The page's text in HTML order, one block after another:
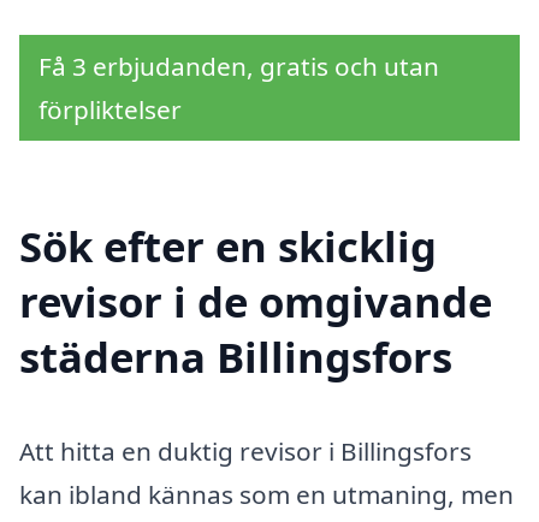
Få 3 erbjudanden, gratis och utan
förpliktelser
Sök efter en skicklig
revisor i de omgivande
städerna Billingsfors
Att hitta en duktig revisor i Billingsfors
kan ibland kännas som en utmaning, men